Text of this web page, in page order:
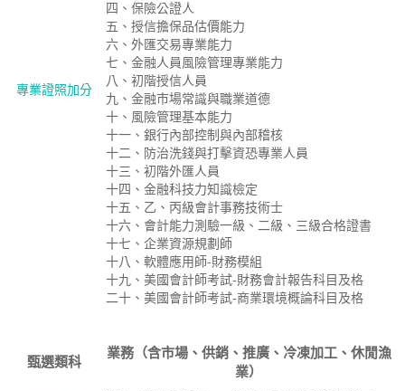
專業證照加分
四、保險公證人
五、授信擔保品估價能力
六、外匯交易專業能力
七、金融人員風險管理專業能力
八、初階授信人員
九、金融市場常識與職業道德
十、風險管理基本能力
十一、銀行內部控制與內部稽核
十二、防治洗錢與打擊資恐專業人員
十三、初階外匯人員
十四、金融科技力知識檢定
十五、乙、丙級會計事務技術士
十六、會計能力測驗一級、二級、三級合格證書
十七、企業資源規劃師
十八、軟體應用師-財務模組
十九、美國會計師考試-財務會計報告科目及格
二十、美國會計師考試-商業環境概論科目及格
甄選類科
業務（含市場、供銷、推廣、冷凍加工、休閒漁
業）